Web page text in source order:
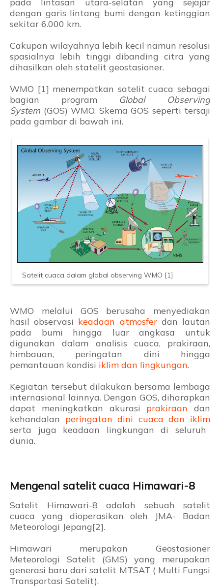
dengan garis lintang bumi dengan ketinggian
sekitar 6.000 km.
Cakupan wilayahnya lebih kecil namun resolusi
spasialnya lebih tinggi dibanding citra yang
dihasilkan oleh statelit geostasioner.
WMO [1] menempatkan satelit cuaca sebagai
bagian program Global Observing
System (GOS) WMO. Skema GOS seperti tersaji
pada gambar di bawah ini.
Satelit cuaca dalam global observing WMO [1]
WMO melalui GOS berusaha menyediakan
hasil observasi keadaan atmosferdan lautan
pada bumi hingga luar angkasa untuk
digunakan dalam analisis cuaca, prakiraan,
himbauan, peringatan dini hingga
pemantauan kondisi iklim dan lingkungan.
Kegiatan tersebut dilakukan bersama lembaga
internasional lainnya. Dengan GOS, diharapkan
dapat meningkatkan akurasi prakiraan dan
kehandalan peringatan dini cuaca dan iklim
serta juga keadaan lingkungan di seluruh
dunia.
Mengenal satelit cuaca Himawari-8
Satelit Himawari-8 adalah sebuah satelit
cuaca yang dioperasikan oleh JMA- Badan
Meteorologi Jepang[2].
Himawari merupakan Geostasioner
Meteorologi Satelit (GMS) yang merupakan
generasi baru dari satelit MTSAT ( Multi Fungsi
Transportasi Satelit).